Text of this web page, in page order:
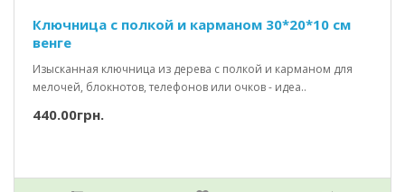
Ключница с полкой и карманом 30*20*10 см
венге
Изысканная ключница из дерева с полкой и карманом для
мелочей, блокнотов, телефонов или очков - идеа..
440.00грн.